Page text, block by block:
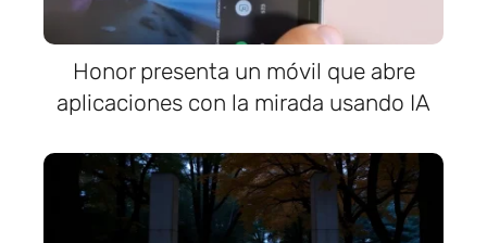
Honor presenta un móvil que abre
aplicaciones con la mirada usando IA